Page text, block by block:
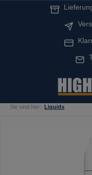
Sie sind hier: Liquids